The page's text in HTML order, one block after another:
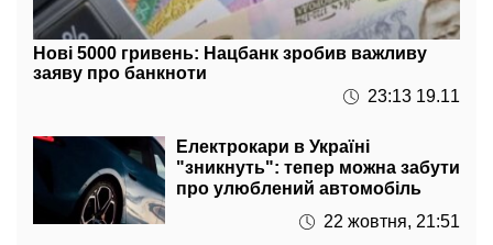
Нові 5000 гривень: Нацбанк зробив важливу
заяву про банкноти
23:13 19.11
Електрокари в Україні
про улюблений автомобіль
22 жовтня, 21:51
Тарифи на газ у опалювальний